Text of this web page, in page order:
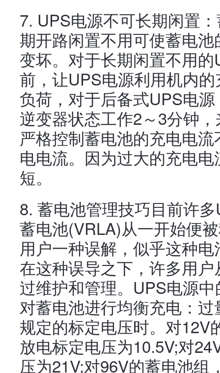
7. UPS电源不可长期闲置
期开路闲置不用可使蓄电
变坏。对于长期闲置不用
前，让UPS电源利用机内
负荷，对于后备式UPS电
逆变器状态工作2～3分钟
严格控制蓄电池的充电电
电电流。因为过大的充电
短。
8. 蓄电池管理技巧目前许
蓄电池(VRLA)从一开始便
用户一种误解，似乎这种
在这种误导之下，许多用
过维护和管理。UPS电源
对蓄电池进行均衡充电：
规定的标定电压时。对12V
放电标定电压为10.5V;对
压为21V;对96V的蓄电池组